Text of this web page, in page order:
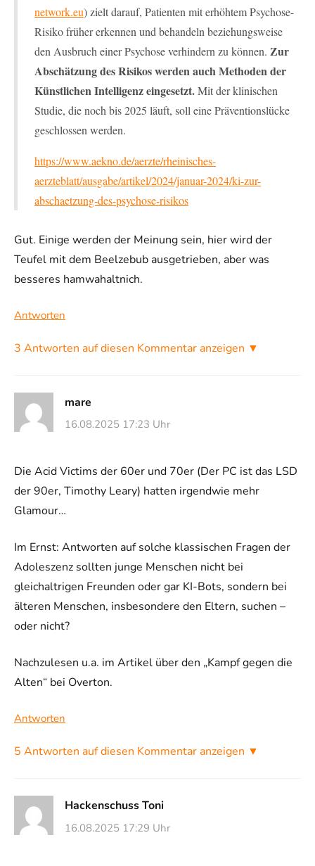
network.eu) zielt darauf, Patienten mit erhöhtem Psychose-
Risiko früher erkennen und behandeln beziehungsweise
den Ausbruch einer Psychose verhindern zu können. Zur
Abschätzung des Risikos werden auch Methoden der
Künstlichen Intelligenz eingesetzt.Mit der klinischen
Studie, die noch bis 2025 läuft, soll eine Präventionslücke
geschlossen werden.
https://www.aekno.de/aerzte/rheinisches-
aerzteblatt/ausgabe/artikel/2024/januar-2024/ki-zur-
abschaetzung-des-psychose-risikos
Gut. Einige werden der Meinung sein, hier wird der
Teufel mit dem Beelzebub ausgetrieben, aber was
besseres hamwahaltnich.
Antworten
3 Antworten auf diesen Kommentar anzeigen ▼
mare
16.08.2025 17:23 Uhr
Die Acid Victims der 60er und 70er (Der PC ist das LSD
der 90er, Timothy Leary) hatten irgendwie mehr
Glamour…
Im Ernst: Antworten auf solche klassischen Fragen der
Adoleszenz sollten junge Menschen nicht bei
gleichaltrigen Freunden oder gar KI-Bots, sondern bei
älteren Menschen, insbesondere den Eltern, suchen –
oder nicht?
Nachzulesen u.a. im Artikel über den „Kampf gegen die
Alten“ bei Overton.
Antworten
5 Antworten auf diesen Kommentar anzeigen ▼
Hackenschuss Toni
16.08.2025 17:29 Uhr